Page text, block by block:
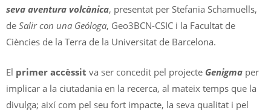
seva aventura volcànica, presentat per Stefania Schamuells,
de Salir con una Geóloga, Geo3BCN-CSIC i la Facultat de
Ciències de la Terra de la Universitat de Barcelona.
El primer accèssit va ser concedit pel projecte Genigma per
implicar a la ciutadania en la recerca, al mateix temps que la
divulga; així com pel seu fort impacte, la seva qualitat i pel